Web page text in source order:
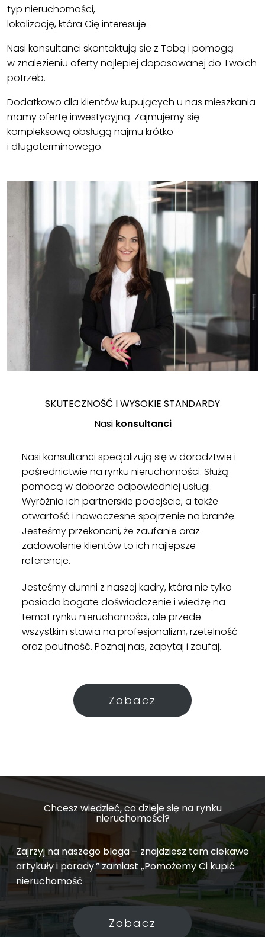
typ nieruchomości,
lokalizację, która Cię interesuje.
Nasi konsultanci skontaktują się z Tobą i pomogą
w znalezieniu oferty najlepiej dopasowanej do Twoich
potrzeb.
Dodatkowo dla klientów kupujących u nas mieszkania
mamy ofertę inwestycyjną. Zajmujemy się
kompleksową obsługą najmu krótko-
i długoterminowego.
SKUTECZNOŚĆ I WYSOKIE STANDARDY
Nasi konsultanci
Nasi konsultanci specjalizują się w doradztwie i
pośrednictwie na rynku nieruchomości. Służą
pomocą w doborze odpowiedniej usługi.
Wyróżnia ich partnerskie podejście, a także
otwartość i nowoczesne spojrzenie na branżę.
Jesteśmy przekonani, że zaufanie oraz
zadowolenie klientów to ich najlepsze
referencje.
Jesteśmy dumni z naszej kadry, która nie tylko
posiada bogate doświadczenie i wiedzę na
temat rynku nieruchomości, ale przede
wszystkim stawia na profesjonalizm, rzetelność
oraz poufność. Poznaj nas, zapytaj i zaufaj.
Zobacz
Chcesz wiedzieć, co dzieje się na rynku
nieruchomości?
Zajrzyj na naszego bloga – znajdziesz tam ciekawe
artykuły i porady.” zamiast „Pomożemy Ci kupić
nieruchomość
Zobacz